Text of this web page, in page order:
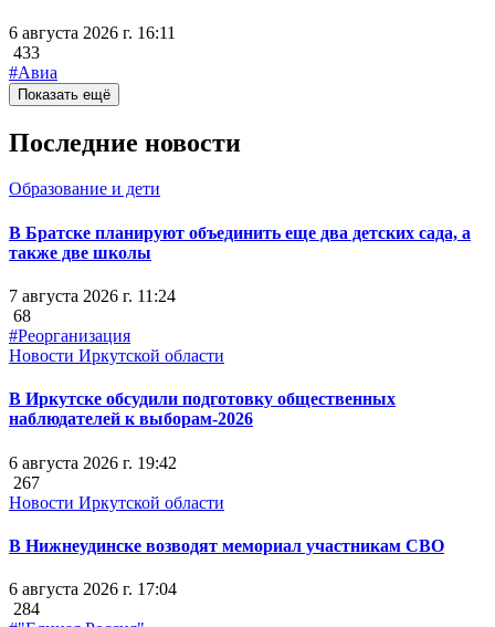
6 августа 2026 г. 16:11
433
#Авиа
Показать ещё
Последние новости
Образование и дети
В Братске планируют объединить еще два детских сада, а
также две школы
7 августа 2026 г. 11:24
68
#Реорганизация
Новости Иркутской области
В Иркутске обсудили подготовку общественных
наблюдателей к выборам-2026
6 августа 2026 г. 19:42
267
Новости Иркутской области
В Нижнеудинске возводят мемориал участникам СВО
6 августа 2026 г. 17:04
284